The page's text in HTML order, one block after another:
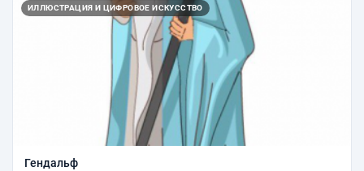
ИЛЛЮСТРАЦИЯ И ЦИФРОВОЕ ИСКУССТВО
Гендальф